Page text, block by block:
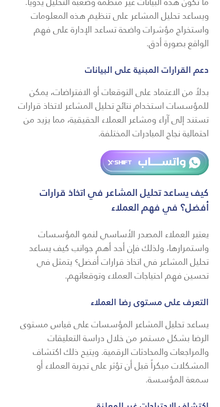
ويساعد تحليل المشاعر على تنظيم هذه المعلومات
واستخراج مؤشرات واضحة تساعد الإدارة على فهم
الواقع بصورة أدق.
دعم القرارات المبنية على البيانات
بدلاً من الاعتماد على التوقعات أو الافتراضات، يمكن
للمؤسسات استخدام نتائج تحليل المشاعر لاتخاذ قرارات
تستند إلى آراء ومشاعر العملاء الحقيقية، مما يزيد من
احتمالية نجاح المبادرات المختلفة.
كيف يساعد تحليل المشاعر في اتخاذ قرارات
أفضل؟ في فهم العملاء
يعتبر العملاء المصدر الأساسي لنمو المؤسسات
واستمرارها، ولذلك فإن أحد أهم جوانب كيف يساعد
تحليل المشاعر في اتخاذ قرارات أفضل؟ يتمثل في
تحسين فهم احتياجات العملاء وتوقعاتهم.
التعرف على مستوى رضا العملاء
يساعد تحليل المشاعر المؤسسات على قياس مستوى
الرضا بشكل مستمر من خلال دراسة التعليقات
والمراجعات والمحادثات الرقمية. ويتيح ذلك اكتشاف
المشكلات مبكراً قبل أن تؤثر على تجربة العملاء أو
سمعة المؤسسة.